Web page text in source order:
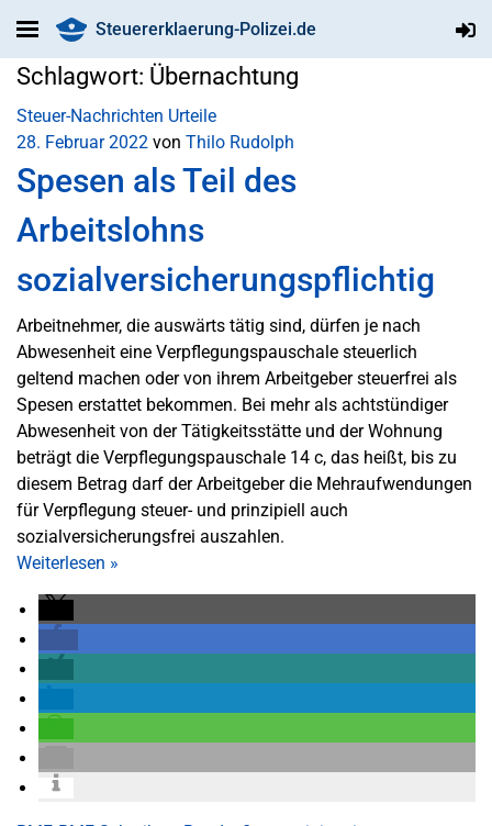
Steuererklaerung-Polizei.de
Schlagwort: Übernachtung
Steuer-Nachrichten Urteile
28. Februar 2022 von Thilo Rudolph
Spesen als Teil des
Arbeitslohns
sozialversicherungspflichtig
Arbeitnehmer, die auswärts tätig sind, dürfen je nach
Abwesenheit eine Verpflegungspauschale steuerlich
geltend machen oder von ihrem Arbeitgeber steuerfrei als
Spesen erstattet bekommen. Bei mehr als achtstündiger
Abwesenheit von der Tätigkeitsstätte und der Wohnung
beträgt die Verpflegungspauschale 14 c, das heißt, bis zu
diesem Betrag darf der Arbeitgeber die Mehraufwendungen
für Verpflegung steuer- und prinzipiell auch
sozialversicherungsfrei auszahlen.
Weiterlesen »